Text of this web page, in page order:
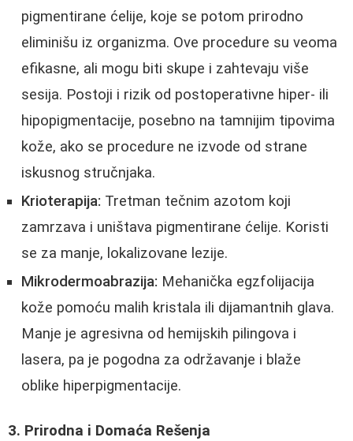
pigmentirane ćelije, koje se potom prirodno
eliminišu iz organizma. Ove procedure su veoma
efikasne, ali mogu biti skupe i zahtevaju više
sesija. Postoji i rizik od postoperativne hiper- ili
hipopigmentacije, posebno na tamnijim tipovima
kože, ako se procedure ne izvode od strane
iskusnog stručnjaka.
Krioterapija: Tretman tečnim azotom koji
zamrzava i uništava pigmentirane ćelije. Koristi
se za manje, lokalizovane lezije.
Mikrodermoabrazija: Mehanička egzfolijacija
kože pomoću malih kristala ili dijamantnih glava.
Manje je agresivna od hemijskih pilingova i
lasera, pa je pogodna za održavanje i blaže
oblike hiperpigmentacije.
3. Prirodna i Domaća Rešenja